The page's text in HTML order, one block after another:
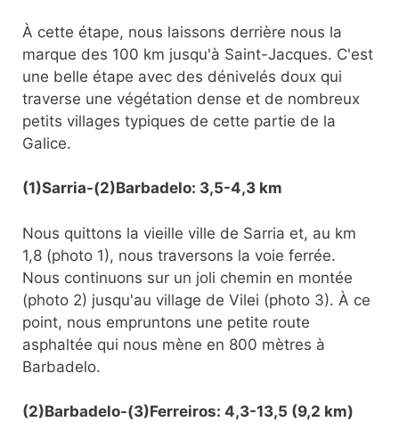
À cette étape, nous laissons derrière nous la
marque des 100 km jusqu'à Saint-Jacques. C'est
une belle étape avec des dénivelés doux qui
traverse une végétation dense et de nombreux
petits villages typiques de cette partie de la
Galice.
(1)Sarria-(2)Barbadelo: 3,5-4,3 km
Nous quittons la vieille ville de Sarria et, au km
1,8 (photo 1), nous traversons la voie ferrée.
Nous continuons sur un joli chemin en montée
(photo 2) jusqu'au village de Vilei (photo 3). À ce
point, nous empruntons une petite route
asphaltée qui nous mène en 800 mètres à
Barbadelo.
(2)Barbadelo-(3)Ferreiros: 4,3-13,5 (9,2 km)